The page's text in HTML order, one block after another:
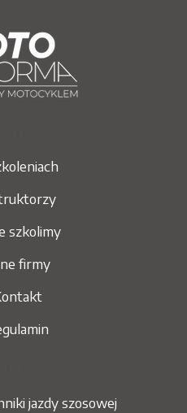
szkolimy
firmy
jazdy szosowej